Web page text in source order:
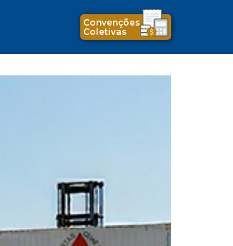
Convenções
Coletivas